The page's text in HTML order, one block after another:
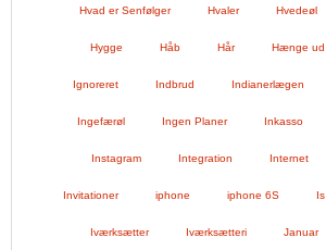
Hvad er Senfølger Hvaler Hvedeøl
Hygge Håb Hår Hænge ud
Ignoreret Indbrud Indianerlægen
Ingefærøl Ingen Planer Inkasso
Instagram Integration Internet
Invitationer iphone iphone 6S Is
Iværksætter Iværksætteri Januar